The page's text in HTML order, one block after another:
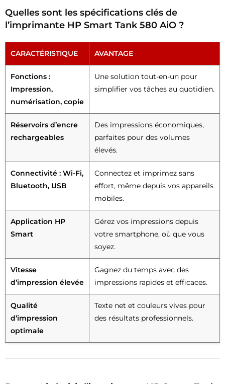
Quelles sont les spécifications clés de
l’imprimante HP Smart Tank 580 AiO ?
CARACTÉRISTIQUE AVANTAGE
Fonctions :
Impression,
numérisation, copie
Une solution tout-en-un pour
simplifier vos tâches au quotidien.
Réservoirs d’encre
rechargeables
Des impressions économiques,
parfaites pour des volumes
élevés.
Connectivité : Wi-Fi,
Bluetooth, USB
Connectez et imprimez sans
effort, même depuis vos appareils
mobiles.
Application HP
Smart
Gérez vos impressions depuis
votre smartphone, où que vous
soyez.
Vitesse
d’impression élevée
Gagnez du temps avec des
impressions rapides et efficaces.
Qualité
d’impression
optimale
Texte net et couleurs vives pour
des résultats professionnels.